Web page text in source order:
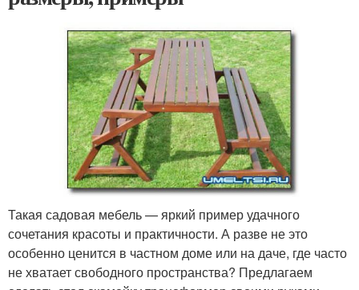
Такая садовая мебель — яркий пример удачного
сочетания красоты и практичности. А разве не это
особенно ценится в частном доме или на даче, где часто
не хватает свободного пространства? Предлагаем